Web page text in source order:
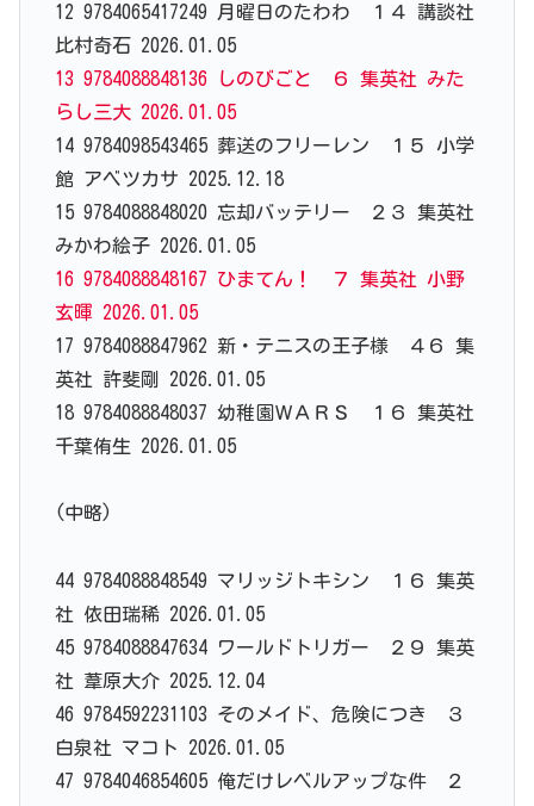
12 9784065417249 月曜日のたわわ １４ 講談社
比村奇石 2026.01.05
13 9784088848136 しのびごと ６ 集英社 みた
らし三大 2026.01.05
14 9784098543465 葬送のフリーレン １５ 小学
館 アベツカサ 2025.12.18
15 9784088848020 忘却バッテリー ２３ 集英社
みかわ絵子 2026.01.05
16 9784088848167 ひまてん！ ７ 集英社 小野
玄暉 2026.01.05
17 9784088847962 新・テニスの王子様 ４６ 集
英社 許斐剛 2026.01.05
18 9784088848037 幼稚園ＷＡＲＳ １６ 集英社
千葉侑生 2026.01.05
(中略)
44 9784088848549 マリッジトキシン １６ 集英
社 依田瑞稀 2026.01.05
45 9784088847634 ワールドトリガー ２９ 集英
社 葦原大介 2025.12.04
46 9784592231103 そのメイド、危険につき ３
白泉社 マコト 2026.01.05
47 9784046854605 俺だけレベルアップな件 ２